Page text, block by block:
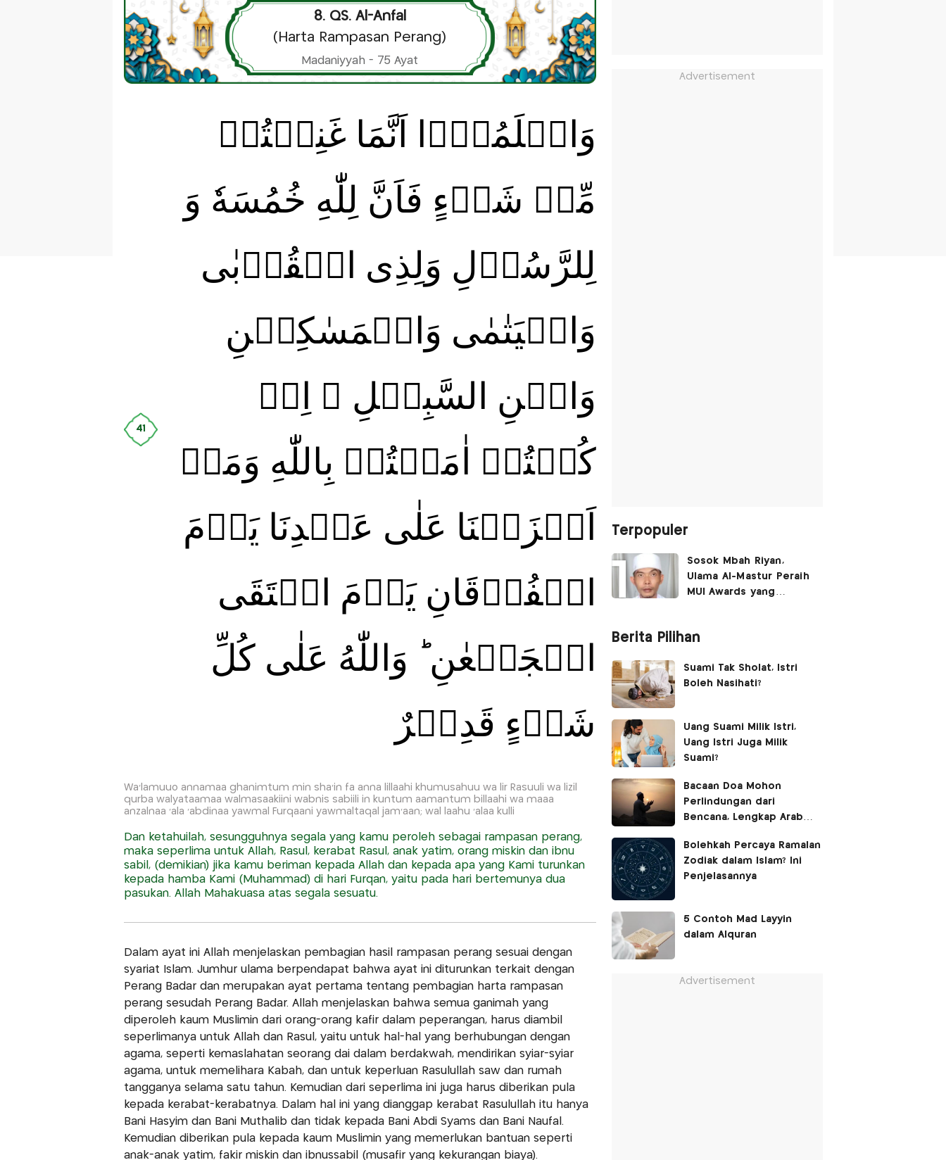
8. QS. Al-Anfal
(Harta Rampasan Perang)
Madaniyyah - 75 Ayat
41
وَاعۡلَمُوۡۤا اَنَّمَا غَنِمۡتُمۡ
مِّنۡ شَىۡءٍ فَاَنَّ لِلّٰهِ خُمُسَهٗ وَ
لِلرَّسُوۡلِ وَلِذِى الۡقُرۡبٰى
وَالۡيَتٰمٰى وَالۡمَسٰكِيۡنِ
وَابۡنِ السَّبِيۡلِ ۙ اِنۡ
كُنۡتُمۡ اٰمَنۡتُمۡ بِاللّٰهِ وَمَاۤ
اَنۡزَلۡنَا عَلٰى عَبۡدِنَا يَوۡمَ
الۡفُرۡقَانِ يَوۡمَ الۡتَقَى
الۡجَمۡعٰنِ‌ ؕ وَاللّٰهُ عَلٰى كُلِّ
شَىۡءٍ قَدِيۡرٌ
Wa'lamuuo annamaa ghanimtum min sha'in fa anna lillaahi khumusahuu wa lir Rasuuli wa lizil
qurba walyataamaa walmasaakiini wabnis sabiili in kuntum aamantum billaahi wa maaa
anzalnaa 'ala 'abdinaa yawmal Furqaani yawmaltaqal jam'aan; wal laahu 'alaa kulli
Dan ketahuilah, sesungguhnya segala yang kamu peroleh sebagai rampasan perang,
maka seperlima untuk Allah, Rasul, kerabat Rasul, anak yatim, orang miskin dan ibnu
sabil, (demikian) jika kamu beriman kepada Allah dan kepada apa yang Kami turunkan
kepada hamba Kami (Muhammad) di hari Furqan, yaitu pada hari bertemunya dua
pasukan. Allah Mahakuasa atas segala sesuatu.
Dalam ayat ini Allah menjelaskan pembagian hasil rampasan perang sesuai dengan
syariat Islam. Jumhur ulama berpendapat bahwa ayat ini diturunkan terkait dengan
Perang Badar dan merupakan ayat pertama tentang pembagian harta rampasan
perang sesudah Perang Badar. Allah menjelaskan bahwa semua ganimah yang
diperoleh kaum Muslimin dari orang-orang kafir dalam peperangan, harus diambil
seperlimanya untuk Allah dan Rasul, yaitu untuk hal-hal yang berhubungan dengan
agama, seperti kemaslahatan seorang dai dalam berdakwah, mendirikan syiar-syiar
agama, untuk memelihara Kabah, dan untuk keperluan Rasulullah saw dan rumah
tangganya selama satu tahun. Kemudian dari seperlima ini juga harus diberikan pula
kepada kerabat-kerabatnya. Dalam hal ini yang dianggap kerabat Rasulullah itu hanya
Bani Hasyim dan Bani Muthalib dan tidak kepada Bani Abdi Syams dan Bani Naufal.
Kemudian diberikan pula kepada kaum Muslimin yang memerlukan bantuan seperti
anak-anak yatim, fakir miskin dan ibnussabil (musafir yang kekurangan biaya).
Advertisement
Terpopuler
Sosok Mbah Riyan,
Ulama Al-Mastur Peraih
MUI Awards yang
Berita Pilihan
Suami Tak Sholat, Istri
Boleh Nasihati?
Uang Suami Milik Istri,
Uang Istri Juga Milik
Suami?
Bacaan Doa Mohon
Perlindungan dari
Bencana, Lengkap Arab
Bolehkah Percaya Ramalan
Zodiak dalam Islam? Ini
Penjelasannya
5 Contoh Mad Layyin
dalam Alquran
Advertisement